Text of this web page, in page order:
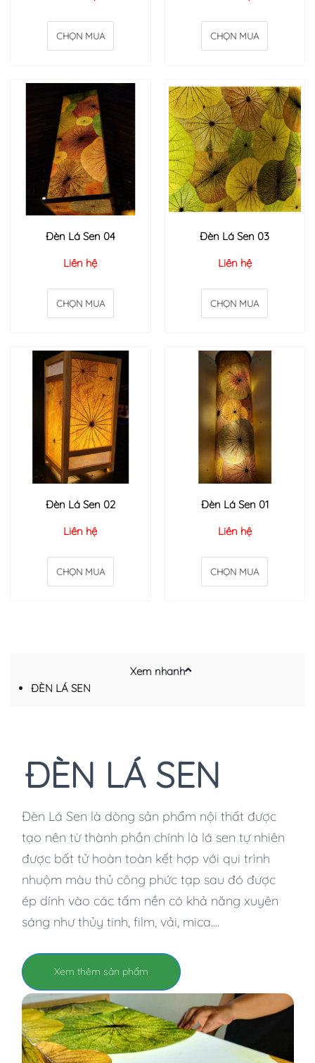
CHỌN MUA CHỌN MUA
Đèn Lá Sen 04
Liên hệ
CHỌN MUA
Đèn Lá Sen 03
Liên hệ
CHỌN MUA
Đèn Lá Sen 02
Liên hệ
CHỌN MUA
Đèn Lá Sen 01
Liên hệ
CHỌN MUA
Xem nhanh
ĐÈN LÁ SEN
ĐÈN LÁ SEN
Đèn Lá Sen là dòng sản phẩm nội thất được
tạo nên từ thành phần chính là lá sen tự nhiên
được bất tử hoàn toàn kết hợp với qui trình
nhuộm màu thủ công phức tạp sau đó được
ép dính vào các tấm nền có khả năng xuyên
sáng như thủy tinh, film, vải, mica....
Xem thêm sản phẩm